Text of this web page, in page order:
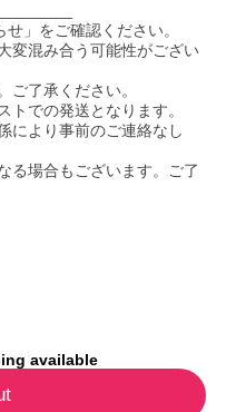
」をご確認ください。
変混み合う可能性がござい
ご了承ください。
トでの発送となります。
により事前のご連絡なし
る場合もございます。ご了
available